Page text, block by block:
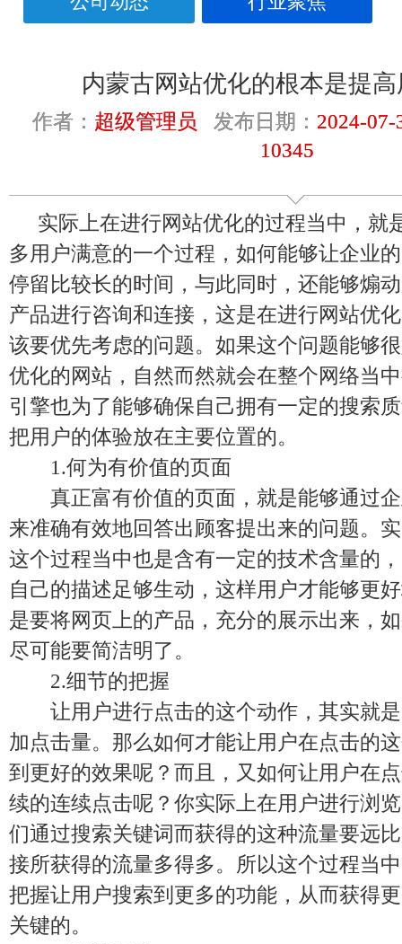
内蒙古网站优化的根本是提
作者： 超级管理员 发布日期： 2024-
10345
实际上在进行网站优化的过程当中，就
多用户满意的一个过程，如何能够让企业
停留比较长的时间，与此同时，还能够煽
产品进行咨询和连接，这是在进行网站优
该要优先考虑的问题。如果这个问题能够
优化的网站，自然而然就会在整个网络当
引擎也为了能够确保自己拥有一定的搜索
把用户的体验放在主要位置的。
1.何为有价值的页面
真正富有价值的页面，就是能够通过企
来准确有效地回答出顾客提出来的问题。
这个过程当中也是含有一定的技术含量的
自己的描述足够生动，这样用户才能够更
是要将网页上的产品，充分的展示出来，
尽可能要简洁明了。
2.细节的把握
让用户进行点击的这个动作，其实就是
加点击量。那么如何才能让用户在点击的
到更好的效果呢？而且，又如何让用户在
续的连续点击呢？你实际上在用户进行浏
们通过搜索关键词而获得的这种流量要远
接所获得的流量多得多。所以这个过程当
把握让用户搜索到更多的功能，从而获得
关键的。